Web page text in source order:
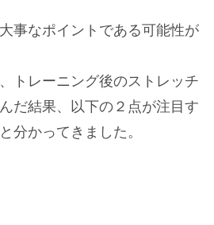
事なポイントである可能性が
トレーニング後のストレッチ
だ結果、以下の２点が注目す
分かってきました。